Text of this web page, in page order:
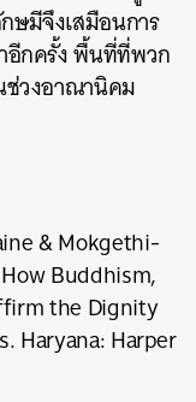
มีจึงเสมือนการ
อีกครั้ง พื้นที่ที่พวก
วงอาณานิคม
& Mokgethi-
Buddhism,
the Dignity
Haryana: Harper